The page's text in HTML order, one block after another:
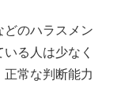
どのハラスメン
る人は少なく
常な判断能力